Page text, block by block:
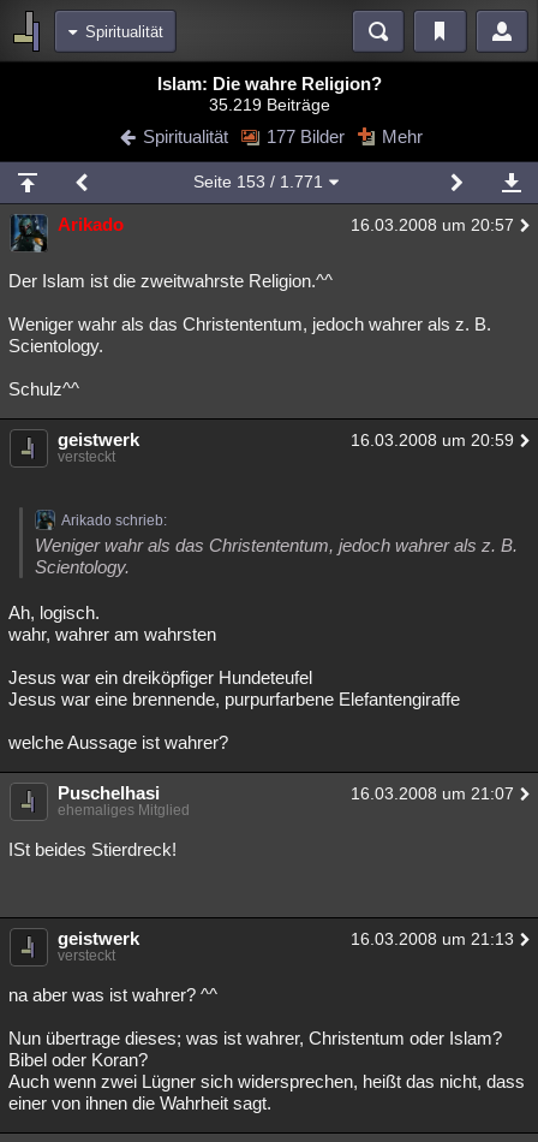
Spiritualität
Diskussionen Blogs Videos
Chat Wiki Neuigkeiten
meine Rubriken
Menschen Mystery Kriminalfälle
Spiritualität Verschwörungen Technologie
Natur Umfragen Unterhaltung
weitere Rubriken
Philosophie
Astronomie Helpdesk Gaming Filme
Übersichten
Besucht Teilgenommen
Lesenswert
Islam: Die wahre Religion?
35.219 Beiträge
Spiritualität 177 Bilder Mehr
Seite 153 / 1.771
Arikado 16.03.2008 um 20:57
Der Islam ist die zweitwahrste Religion.^^
Weniger wahr als das Christententum, jedoch wahrer als z. B.
Scientology.
Schulz^^
geistwerk 16.03.2008 um 20:59
versteckt
Arikado schrieb:
Weniger wahr als das Christententum, jedoch wahrer als z. B.
Scientology.
Ah, logisch.
wahr, wahrer am wahrsten
Jesus war ein dreiköpfiger Hundeteufel
Jesus war eine brennende, purpurfarbene Elefantengiraffe
welche Aussage ist wahrer?
Puschelhasi 16.03.2008 um 21:07
ehemaliges Mitglied
ISt beides Stierdreck!
geistwerk 16.03.2008 um 21:13
versteckt
na aber was ist wahrer? ^^
Nun übertrage dieses; was ist wahrer, Christentum oder Islam?
Bibel oder Koran?
Auch wenn zwei Lügner sich widersprechen, heißt das nicht, dass
einer von ihnen die Wahrheit sagt.